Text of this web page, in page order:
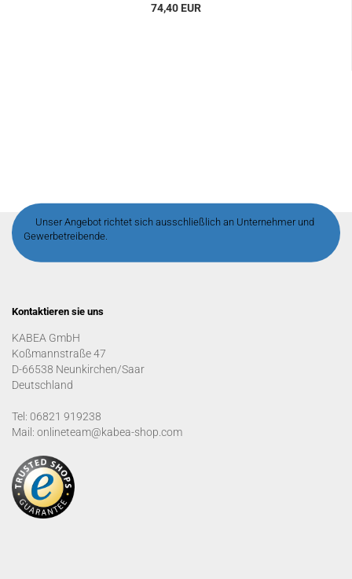
74,40 EUR
Unser Angebot richtet sich ausschließlich an Unternehmer und
Gewerbetreibende.
Kontaktieren sie uns
KABEA GmbH
Koßmannstraße 47
D-66538 Neunkirchen/Saar
Deutschland
Tel: 06821 919238
Mail: onlineteam@kabea-shop.com